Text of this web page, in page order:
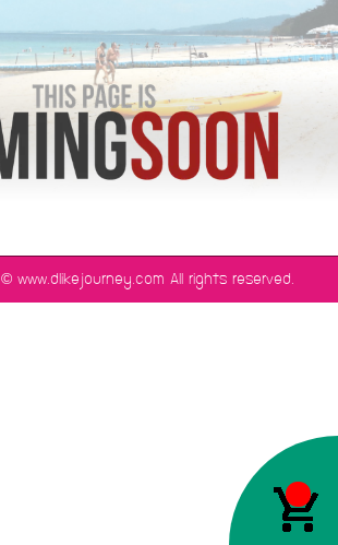
©www.dlikejourney.com All rights reserved.